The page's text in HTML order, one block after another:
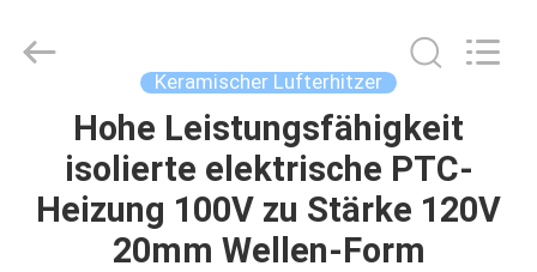
HEIM
PRODUKTE
Keramischer Lufterhitzer
Hohe Leistungsfähigkeit
isolierte elektrische PTC-
Heizung 100V zu Stärke 120V
20mm Wellen-Form